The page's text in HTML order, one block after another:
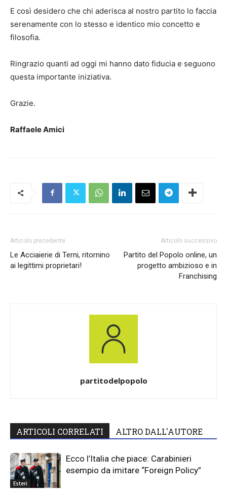
E così desidero che chi aderisca al nostro partito lo faccia
serenamente con lo stesso e identico mio concetto e
filosofia.
Ringrazio quanti ad oggi mi hanno dato fiducia e seguono
questa importante iniziativa.
Grazie.
Raffaele Amici
Articolo precedente
Le Acciaierie di Terni, ritornino
ai legittimi proprietari!
Articolo successivo
Partito del Popolo online, un
progetto ambizioso e in
Franchising
partitodelpopolo
ARTICOLI CORRELATI ALTRO DALL'AUTORE
Esteri
Ecco l’Italia che piace: Carabinieri
esempio da imitare “Foreign Policy”